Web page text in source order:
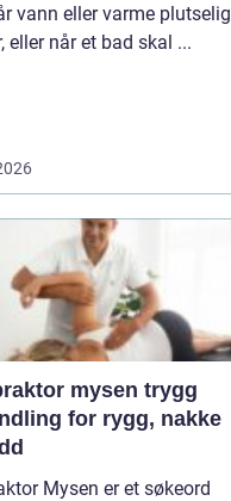
vann eller varme plutselig
eller når et bad skal ...
mysen trygg
for rygg, nakke
Mysen er et søkeord